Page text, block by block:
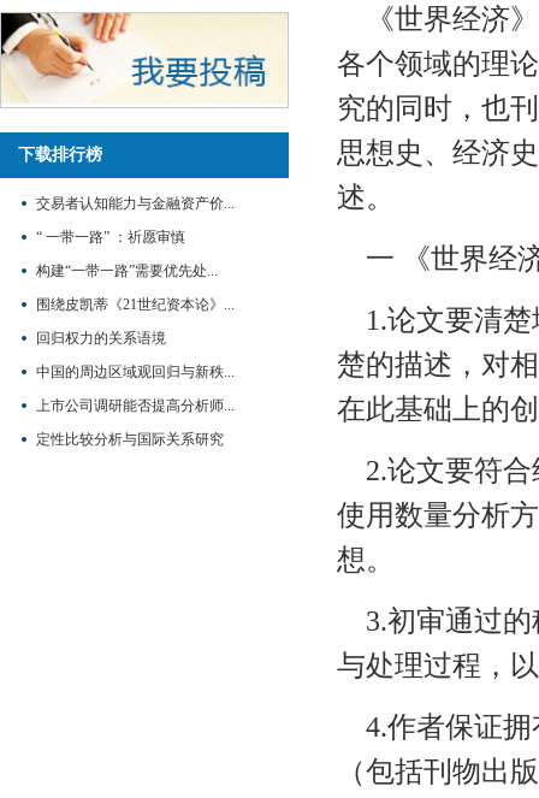
下载排行榜
交易者认知能力与金融资产价...
“ 一带一路” ：祈愿审慎
构建“一带一路”需要优先处...
围绕皮凯蒂《21世纪资本论》...
回归权力的关系语境
中国的周边区域观回归与新秩...
上市公司调研能否提高分析师...
定性比较分析与国际关系研究
《世界经济》
各个领域的理
究的同时，也
思想史、经济
述。
一 《世界经
1.论文要清楚
楚的描述，对
在此基础上的
2.论文要符合
使用数量分析
想。
3.初审通过的
与处理过程，
4.作者保证拥
（包括刊物出